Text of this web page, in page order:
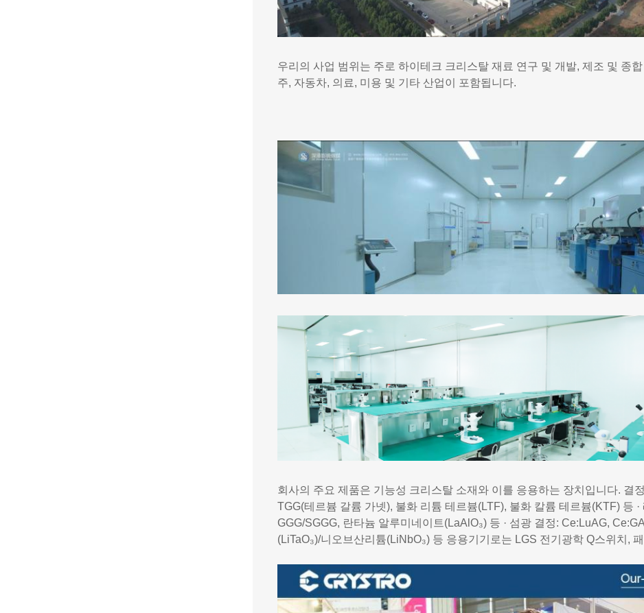
우리의 사업 범위는 주로 하이테크 크리스탈 재료 연구 및 개발, 제조 및 종
주, 자동차, 의료, 미용 및 기타 산업이 포함됩니다.
회사의 주요 제품은 기능성 크리스탈 소재와 이를 응용하는 장치입니다. 결
TGG(테르븀 갈륨 가넷), 불화 리튬 테르븀(LTF), 불화 칼륨 테르븀(KTF) 등
GGG/SGGG, 란타늄 알루미네이트(LaAlO₃) 등 · 섬광 결정: Ce:LuAG,
(LiTaO₃)/니오브산리튬(LiNbO₃) 등 응용기기로는 LGS 전기광학 Q스위치,